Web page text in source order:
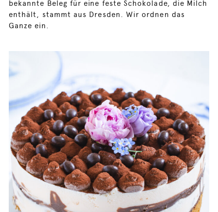
bekannte Beleg für eine feste Schokolade, die Milch
enthält, stammt aus Dresden. Wir ordnen das
Ganze ein.